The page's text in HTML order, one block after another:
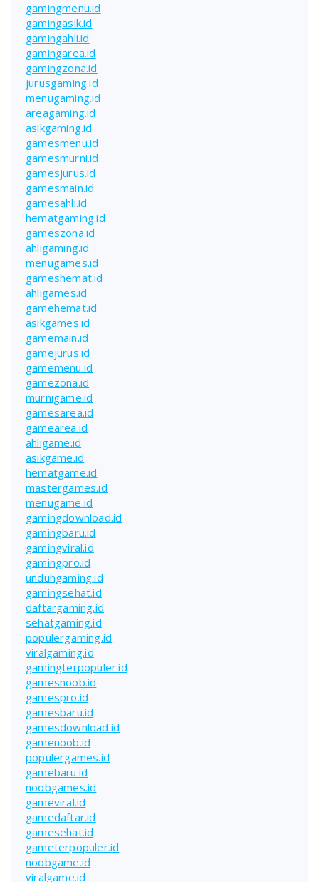
gamingmenu.id
gamingasik.id
gamingahli.id
gamingarea.id
gamingzona.id
jurusgaming.id
menugaming.id
areagaming.id
asikgaming.id
gamesmenu.id
gamesmurni.id
gamesjurus.id
gamesmain.id
gamesahli.id
hematgaming.id
gameszona.id
ahligaming.id
menugames.id
gameshemat.id
ahligames.id
gamehemat.id
asikgames.id
gamemain.id
gamejurus.id
gamemenu.id
gamezona.id
murnigame.id
gamesarea.id
gamearea.id
ahligame.id
asikgame.id
hematgame.id
mastergames.id
menugame.id
gamingdownload.id
gamingbaru.id
gamingviral.id
gamingpro.id
unduhgaming.id
gamingsehat.id
daftargaming.id
sehatgaming.id
populergaming.id
viralgaming.id
gamingterpopuler.id
gamesnoob.id
gamespro.id
gamesbaru.id
gamesdownload.id
gamenoob.id
populergames.id
gamebaru.id
noobgames.id
gameviral.id
gamedaftar.id
gamesehat.id
gameterpopuler.id
noobgame.id
viralgame.id